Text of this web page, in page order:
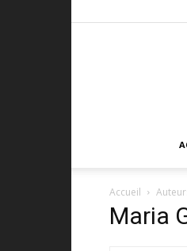
Accueil
Maria